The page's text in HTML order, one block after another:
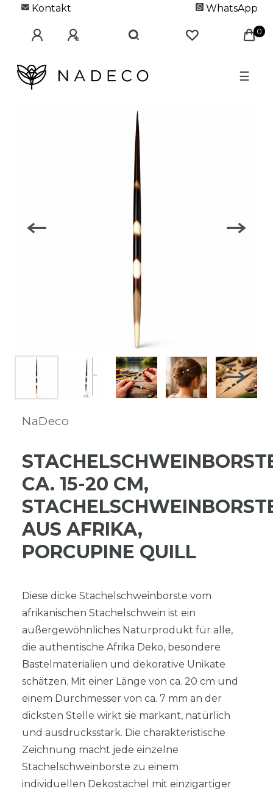
Kontakt WhatsApp
0
☰
NaDeco
CA. 15-20 CM,
AUS AFRIKA,
PORCUPINE QUILL
Diese dicke Stachelschweinborste vom
afrikanischen Stachelschwein ist ein
außergewöhnliches Naturprodukt für alle,
die authentische Afrika Deko, besondere
Bastelmaterialien und dekorative Unikate
schätzen. Mit einer Länge von ca. 20 cm und
einem Durchmesser von ca. 7 mm an der
dicksten Stelle wirkt sie markant, natürlich
und ausdrucksstark. Die charakteristische
Zeichnung macht jede einzelne
Stachelschweinborste zu einem
individuellen Dekostachel mit einzigartiger